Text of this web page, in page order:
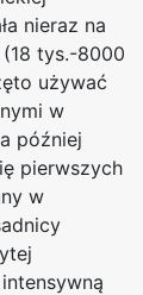
nieraz na
tys.-8000
używać
w
później
pierwszych
w